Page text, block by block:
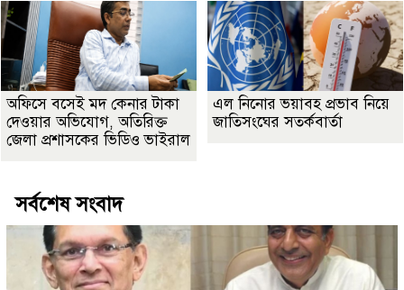
অফিসে বসেই মদ কেনার টাকা
দেওয়ার অভিযোগ, অতিরিক্ত
জেলা প্রশাসকের ভিডিও ভাইরাল
এল নিনোর ভয়াবহ প্রভাব নিয়ে
জাতিসংঘের সতর্কবার্তা
সর্বশেষ সংবাদ